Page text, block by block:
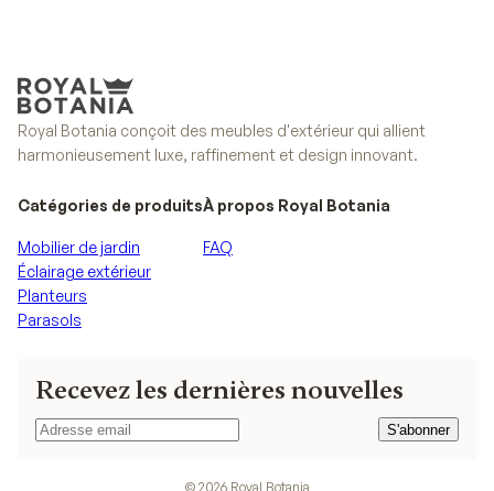
Royal Botania conçoit des meubles d'extérieur qui allient
harmonieusement luxe, raffinement et design innovant.
Recevez les dernières nouvelles
S'abonner
S'abonner
Catégories de produits
Mobilier de jardin
Éclairage extérieur
Planteurs
Parasols
À propos Royal Botania
FAQ
© 2026 Royal Botania